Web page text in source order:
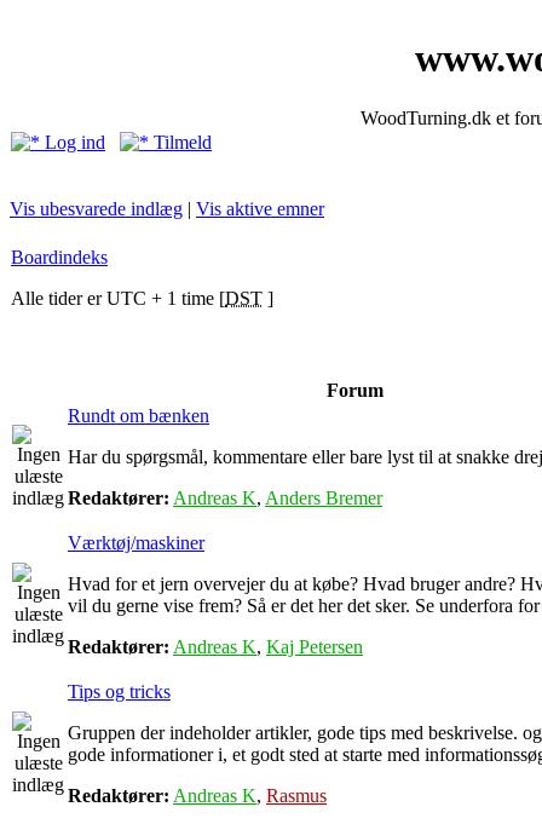
WoodTurning.dk et
Log ind
Tilmeld
Vis ubesvarede indlæg | Vis aktive emner
Boardindeks
Alle tider er UTC + 1 time [DST ]
Forum
Rundt om bænken
Har du spørgsmål, kommentare eller bare lyst til at snakke
Redaktører: Andreas K, Anders Bremer
Værktøj/maskiner
Hvad for et jern overvejer du at købe? Hvad bruger andre?
vil du gerne vise frem? Så er det her det sker. Se underfora
Redaktører: Andreas K, Kaj Petersen
Tips og tricks
Gruppen der indeholder artikler, gode tips med beskrivelse.
gode informationer i, et godt sted at starte med
Redaktører: Andreas K, Rasmus